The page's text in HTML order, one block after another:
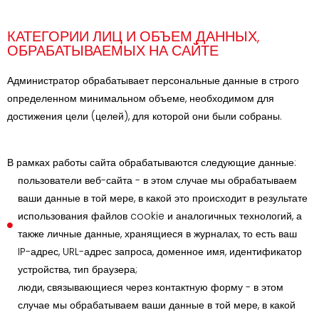
КАТЕГОРИИ ЛИЦ И ОБЪЕМ ДАННЫХ,
ОБРАБАТЫВАЕМЫХ НА САЙТЕ
Администратор обрабатывает персональные данные в строго
определенном минимальном объеме, необходимом для
достижения цели (целей), для которой они были собраны.
В рамках работы сайта обрабатываются следующие данные:
пользователи веб-сайта - в этом случае мы обрабатываем
ваши данные в той мере, в какой это происходит в результате
использования файлов cookie и аналогичных технологий, а
также личные данные, хранящиеся в журналах, то есть ваш
IP-адрес, URL-адрес запроса, доменное имя, идентификатор
устройства, тип браузера;
люди, связывающиеся через контактную форму - в этом
случае мы обрабатываем ваши данные в той мере, в какой